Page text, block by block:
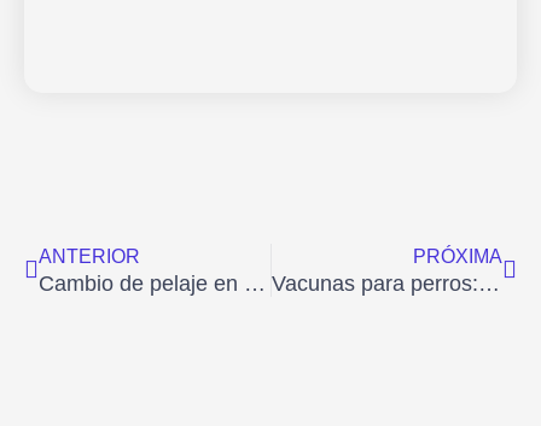
ANTERIOR
Cambio de pelaje en mascotas: cuándo sucede y qué cuidados debo tener
PRÓXIMA
Vacunas para perros: una guía completa